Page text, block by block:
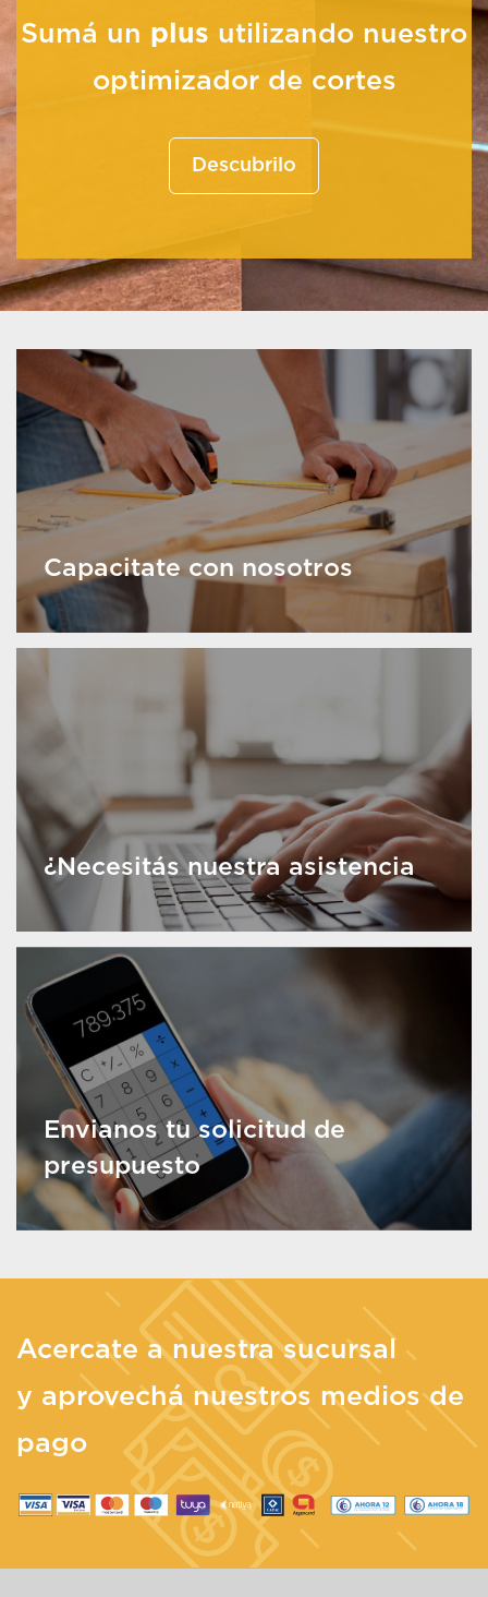
Sumá un plus utilizando nuestro
optimizador de cortes
Descubrilo
Capacitate con nosotros
¿Necesitás nuestra asistencia
Envianos tu solicitud de
presupuesto
Acercate a nuestra sucursal
y aprovechá nuestros medios de
pago